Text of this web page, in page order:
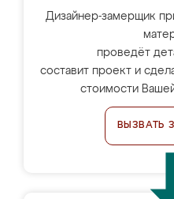
Дизайнер-замерщик
проведёт
составит проект и
стоимости
ВЫЗВАТЬ